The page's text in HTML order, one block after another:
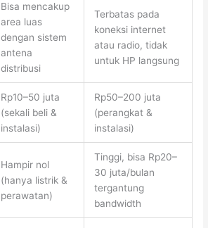
Bisa mencakup
area luas
dengan sistem
antena
distribusi
Terbatas pada
koneksi internet
atau radio, tidak
untuk HP langsung
Rp10–50 juta
(sekali beli &
instalasi)
Rp50–200 juta
(perangkat &
instalasi)
Hampir nol
(hanya listrik &
perawatan)
Tinggi, bisa Rp20–
30 juta/bulan
tergantung
bandwidth